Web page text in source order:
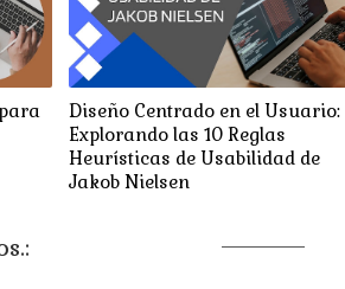
Diseño Centrado en el Usuario:
Explorando las 10 Reglas
Heurísticas de Usabilidad de
Jakob Nielsen